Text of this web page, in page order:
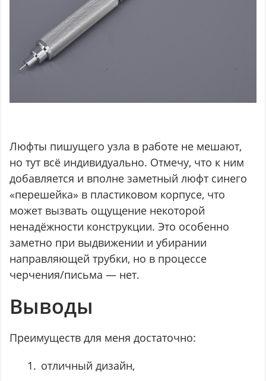
Люфты пишущего узла в работе не мешают,
но тут всё индивидуально. Отмечу, что к ним
добавляется и вполне заметный люфт синего
«перешейка» в пластиковом корпусе, что
может вызвать ощущение некоторой
ненадёжности конструкции. Это особенно
заметно при выдвижении и убирании
направляющей трубки, но в процессе
черчения/письма — нет.
Выводы
Преимуществ для меня достаточно:
отличный дизайн,